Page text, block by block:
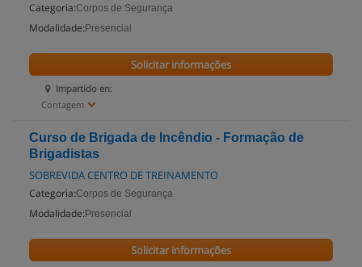
Categoria:Corpos de Segurança
Modalidade: Presencial
Impartido en:
Contagem
Solicitar informações
Curso de Brigada de Incêndio - Formação de
Brigadistas
SOBREVIDA CENTRO DE TREINAMENTO
Categoria:Corpos de Segurança
Modalidade: Presencial
Solicitar informações